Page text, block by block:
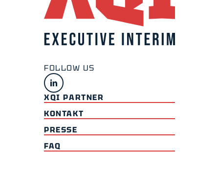
XQI PARTNER
KONTAKT
PRESSE
FAQ